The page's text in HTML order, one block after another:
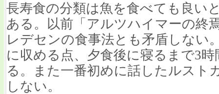
長寿食の分類は魚を食べても良い
ある。以前「アルツハイマーの終
レデセンの食事法とも矛盾しない
に収める点、夕食後に寝るまで3
る。また一番初めに話したルスト
しない。